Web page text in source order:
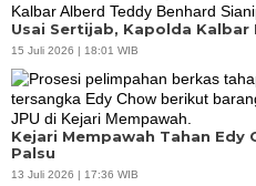
Usai Sertijab, Kapolda
15 Juli 2026 | 18:01 WIB
Kejari Mempawah Tahan Edy
Palsu
13 Juli 2026 | 17:36 WIB